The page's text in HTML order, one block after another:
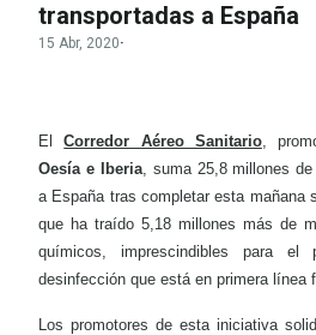
transportadas a España
15 Abr, 2020·
ElCorredor Aéreo Sanitario,
Oesía e Iberia, suma 25,8 millones
a España tras completar esta mañana
que ha traído 5,18 millones más de
químicos, imprescindibles para el
desinfección que está en primera línea
Los promotores de esta iniciativa